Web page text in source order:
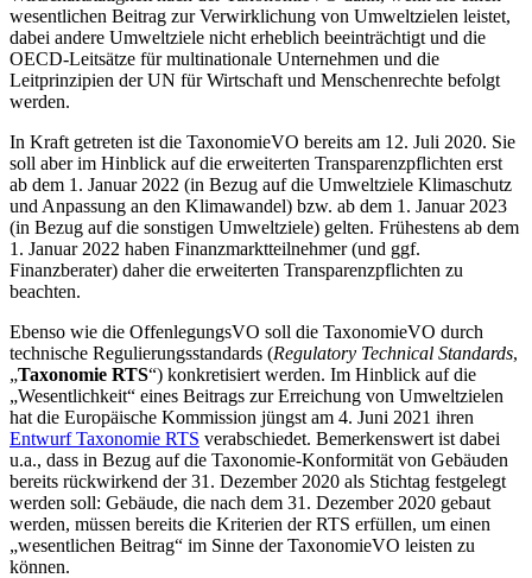
wesentlichen Beitrag zur Verwirklichung von Umweltzielen leistet,
dabei andere Umweltziele nicht erheblich beeinträchtigt und die
OECD-Leitsätze für multinationale Unternehmen und die
Leitprinzipien der UN für Wirtschaft und Menschenrechte befolgt
werden.
In Kraft getreten ist die TaxonomieVO bereits am 12. Juli 2020. Sie
soll aber im Hinblick auf die erweiterten Transparenzpflichten erst
ab dem 1. Januar 2022 (in Bezug auf die Umweltziele Klimaschutz
und Anpassung an den Klimawandel) bzw. ab dem 1. Januar 2023
(in Bezug auf die sonstigen Umweltziele) gelten. Frühestens ab dem
1. Januar 2022 haben Finanzmarktteilnehmer (und ggf.
Finanzberater) daher die erweiterten Transparenzpflichten zu
beachten.
Ebenso wie die OffenlegungsVO soll die TaxonomieVO durch
technische Regulierungsstandards (Regulatory Technical Standards,
„Taxonomie RTS“) konkretisiert werden. Im Hinblick auf die
„Wesentlichkeit“ eines Beitrags zur Erreichung von Umweltzielen
hat die Europäische Kommission jüngst am 4. Juni 2021 ihren
Entwurf Taxonomie RTS verabschiedet. Bemerkenswert ist dabei
u.a., dass in Bezug auf die Taxonomie-Konformität von Gebäuden
bereits rückwirkend der 31. Dezember 2020 als Stichtag festgelegt
werden soll: Gebäude, die nach dem 31. Dezember 2020 gebaut
werden, müssen bereits die Kriterien der RTS erfüllen, um einen
„wesentlichen Beitrag“ im Sinne der TaxonomieVO leisten zu
können.